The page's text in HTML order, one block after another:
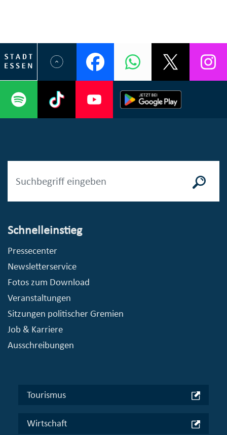
Schnelleinstieg
Pressecenter
Newsletterservice
Fotos zum Download
Veranstaltungen
Sitzungen politischer Gremien
Job & Karriere
Ausschreibungen
Tourismus
Wirtschaft